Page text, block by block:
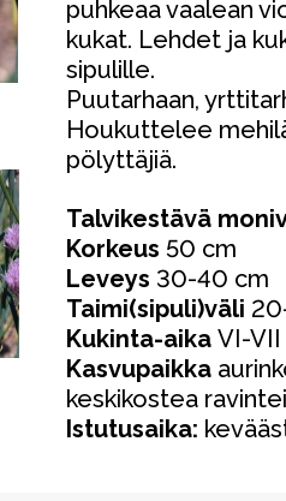
puhkeaa vaalean
kukat. Lehdet ja
sipulille.
Puutarhaan,
Houkuttelee
pölyttäjiä.
Talvikestävä
Korkeus 50 cm
Leveys 30-40 cm
Taimi(sipuli)väli
Kukinta-aika VI-VII
Kasvupaikka
keskikostea
Istutusaika: